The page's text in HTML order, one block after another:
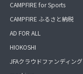
CAMPFIRE for Sports
CAMPFIRE ふるさと納税
AD FOR ALL
HIOKOSHI
JFAクラウドファンディング